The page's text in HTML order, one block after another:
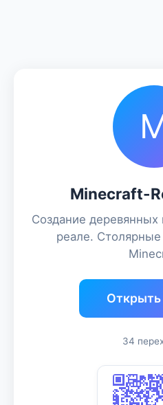
Minecraft-
Создание
реале.
Открыть
34